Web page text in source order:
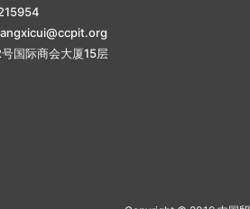
国际商会大厦15层